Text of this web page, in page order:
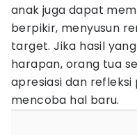
anak juga dapat
berpikir, menyusun
target. Jika hasil
harapan, orang tua
apresiasi dan
mencoba hal baru.